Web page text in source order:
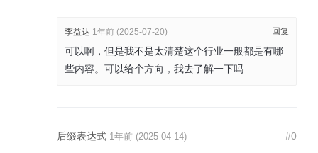
李益达 1年前 (2025-07-20)
可以啊，但是我不是太清楚这个行业一般都是有哪
些内容。可以给个方向，我去了解一下吗
回复
后缀表达式 1年前 (2025-04-14) #0